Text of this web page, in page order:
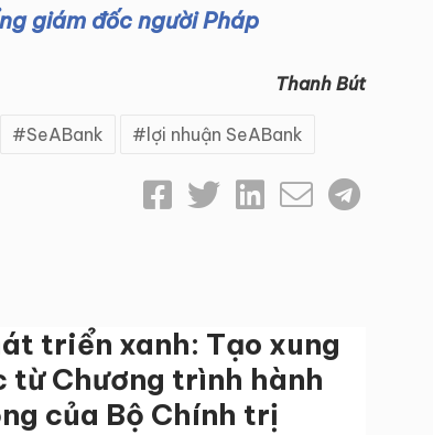
giám đốc người Pháp
Thanh Bút
SeABank lợi nhuận SeABank
triển xanh: Tạo xung
từ Chương trình hành
của Bộ Chính trị